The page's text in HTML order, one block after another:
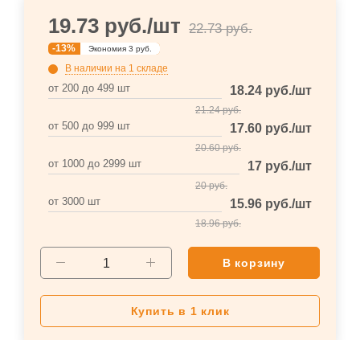
19.73 руб./шт 22.73руб.
-13% Экономия 3 руб.
В наличии на 1 складе
от 200 до 499 шт 18.24 руб./шт
21.24руб.
от 500 до 999 шт 17.60 руб./шт
20.60руб.
от 1000 до 2999 шт 17 руб./шт
20руб.
от 3000 шт 15.96 руб./шт
18.96руб.
В корзину
Купить в 1 клик